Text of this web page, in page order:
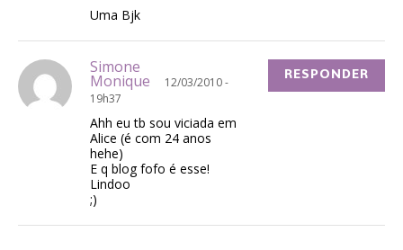
Uma Bjk
Simone
Monique
12/03/2010 -
19h37
Ahh eu tb sou viciada em
Alice (é com 24 anos
hehe)
E q blog fofo é esse!
Lindoo
;)
RESPONDER